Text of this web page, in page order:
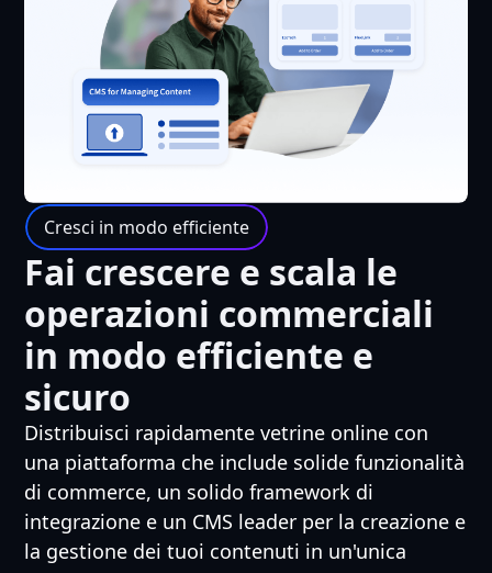
Cresci in modo efficiente
Fai crescere e scala le
operazioni commerciali
in modo efficiente e
sicuro
Distribuisci rapidamente vetrine online con
una piattaforma che include solide funzionalità
di commerce, un solido framework di
integrazione e un CMS leader per la creazione e
la gestione dei tuoi contenuti in un'unica